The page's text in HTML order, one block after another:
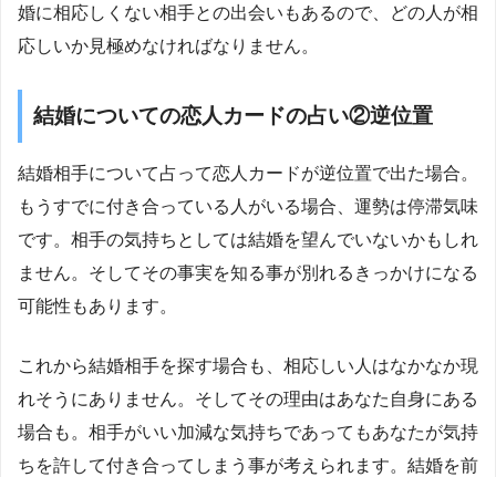
婚に相応しくない相手との出会いもあるので、どの人が相
応しいか見極めなければなりません。
結婚についての恋人カードの占い②逆位置
結婚相手について占って恋人カードが逆位置で出た場合。
もうすでに付き合っている人がいる場合、運勢は停滞気味
です。相手の気持ちとしては結婚を望んでいないかもしれ
ません。そしてその事実を知る事が別れるきっかけになる
可能性もあります。
これから結婚相手を探す場合も、相応しい人はなかなか現
れそうにありません。そしてその理由はあなた自身にある
場合も。相手がいい加減な気持ちであってもあなたが気持
ちを許して付き合ってしまう事が考えられます。結婚を前